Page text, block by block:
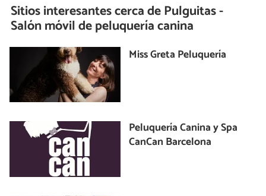
Sitios interesantes cerca dePulguitas -
Salón móvil de peluquería canina
Miss Greta Peluquería
Peluquería Canina y Spa
CanCan Barcelona